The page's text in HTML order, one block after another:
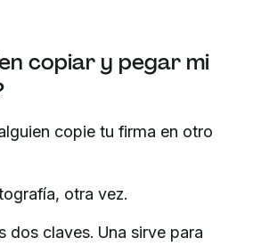
copiar y pegar mi
copie tu firma en otro
otra vez.
dos claves. Una sirve para